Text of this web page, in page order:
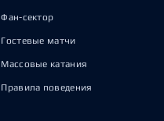
Фан-сектор
Гостевые матчи
Массовые катания
Правила поведения